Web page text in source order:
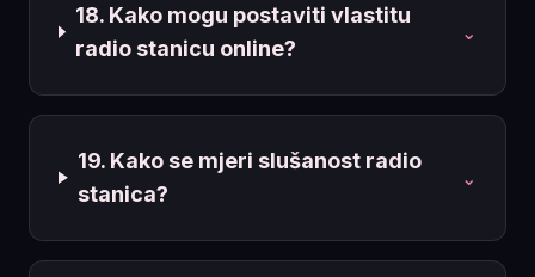
18. Kako mogu postaviti vlastitu
radio stanicu online?
⌄
19. Kako se mjeri slušanost radio
stanica?
⌄